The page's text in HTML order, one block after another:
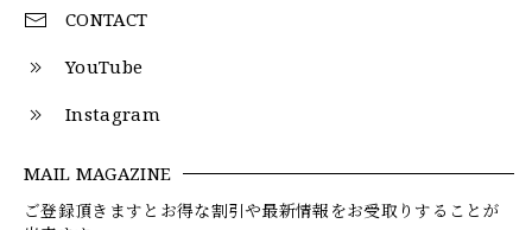
CONTACT
YouTube
Instagram
MAIL MAGAZINE
ご登録頂きますとお得な割引や最新情報をお受取りすることが